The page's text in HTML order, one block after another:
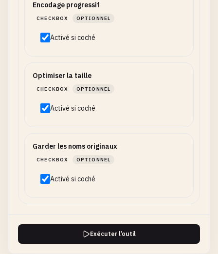
Encodage progressif
CHECKBOX OPTIONNEL
Activé si coché
Optimiser la taille
CHECKBOX OPTIONNEL
Activé si coché
Garder les noms originaux
CHECKBOX OPTIONNEL
Activé si coché
Exécuter l’outil